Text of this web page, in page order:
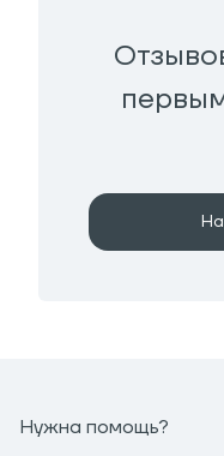
Нужна помощь?